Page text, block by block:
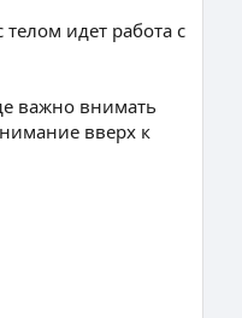
идет работа с
важно внимать
вверх к